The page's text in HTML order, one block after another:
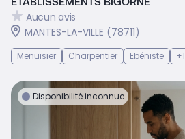
Aucun avis
MANTES-LA-VILLE (78711)
Menuisier Charpentier Ebéniste +1
Disponibilité inconnue